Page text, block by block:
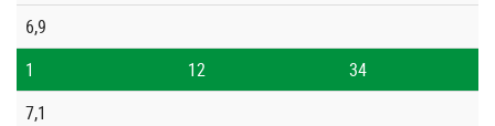
6,9
1
12
34
7,1